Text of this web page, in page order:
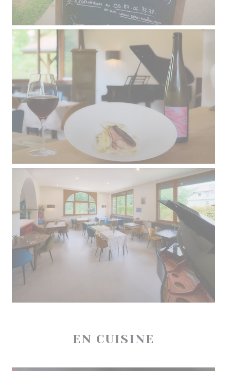
EN CUISINE